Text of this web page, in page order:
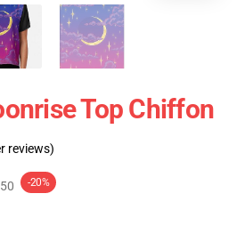
Top Chiffon
reviews)
-20%